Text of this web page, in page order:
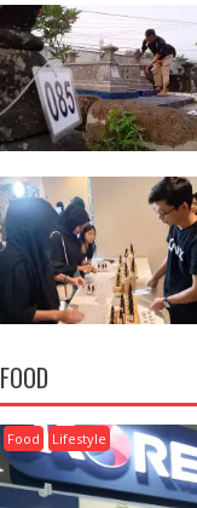
FOOD
Food Lifestyle